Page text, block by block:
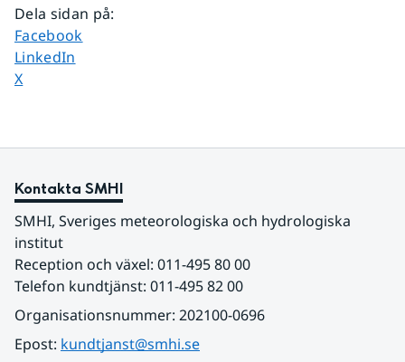
Dela sidan på:
Dela sidan på
Facebook
Dela sidan på
LinkedIn
Dela sidan på
X
Kontakta SMHI
SMHI, Sveriges meteorologiska och hydrologiska
institut
Reception och växel: 011-495 80 00
Telefon kundtjänst: 011-495 82 00
Organisationsnummer: 202100-0696
Epost: kundtjanst@smhi.se